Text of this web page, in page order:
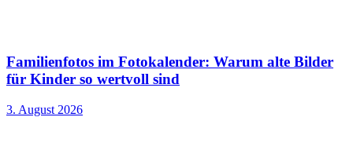
Familienfotos im Fotokalender: Warum alte Bilder
für Kinder so wertvoll sind
3. August 2026